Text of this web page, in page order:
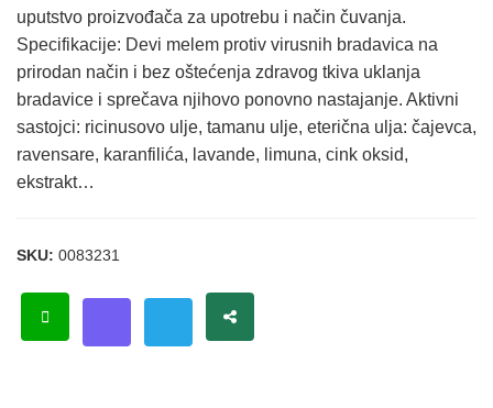
uputstvo proizvođača za upotrebu i način čuvanja.
Specifikacije: Devi melem protiv virusnih bradavica na
prirodan način i bez oštećenja zdravog tkiva uklanja
bradavice i sprečava njihovo ponovno nastajanje. Aktivni
sastojci: ricinusovo ulje, tamanu ulje, eterična ulja: čajevca,
ravensare, karanfilića, lavande, limuna, cink oksid,
ekstrakt…
SKU: 0083231